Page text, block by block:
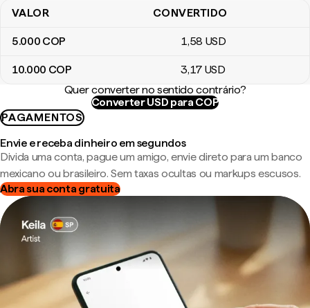
Tabela de conversão de Pesos colombianos para Dólares
VALOR CONVERTIDO
5.000 COP 1,58 USD
10.000 COP 3,17 USD
Quer converter no sentido contrário?
Converter USD para COP
PAGAMENTOS
Envie e receba dinheiro em segundos
Divida uma conta, pague um amigo, envie direto para um banco
mexicano ou brasileiro. Sem taxas ocultas ou markups escusos.
Abra sua conta gratuita